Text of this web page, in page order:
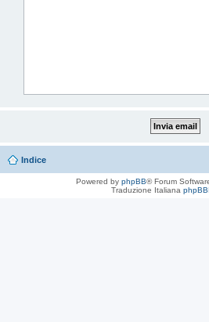
Indice
Powered by phpBB® Forum
Traduzione Italiana